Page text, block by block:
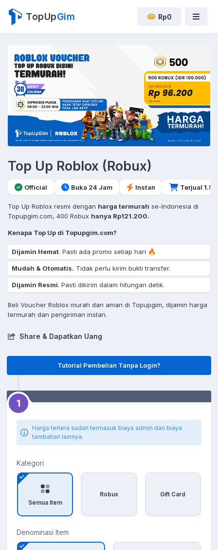
TopUpGim Rp0
Top Up Roblox (Robux)
Official Buka 24 Jam Instan Terjual 1.5
Top Up Roblox resmi dengan harga termurah se-Indonesia di
Topupgim.com, 400 Robux hanya Rp121.200.
Kenapa Top Up di Topupgim.com?
Dijamin Hemat. Pasti ada promo setiap hari 🔥
Mudah & Otomatis. Tidak perlu kirim bukti transfer.
Dijamin Resmi. Pasti dikirim dalam hitungan detik.
Beli Voucher Roblox murah dan aman di Topupgim, dijamin harga
termurah dan pengiriman instan.
Share & Dapatkan Uang
Tutorial Pembelian Tanpa Login?
1
Harga tertera sudah termasuk biaya admin dan biaya
tambahan lainnya.
Kategori
Semua Item
Robux Gift Card
Denominasi Item